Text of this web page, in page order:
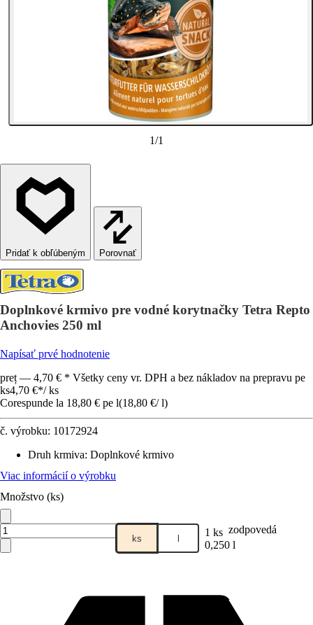
1/1
Porovnať
Doplnkové krmivo pre vodné korytnačky Tetra Repto
Anchovies 250 ml
Napísať prvé hodnotenie
preț — 4,70 € * Všetky ceny vr. DPH a bez nákladov na prepravu pe
ks4,70 €*/ ks
Corespunde la 18,80 € pe l(18,80 €/ l)
č. výrobku: 10172924
Druh krmiva: Doplnkové krmivo
Viac informácií o výrobku
Množstvo (ks)
ks l 1 ks zodpovedá
0,250 l